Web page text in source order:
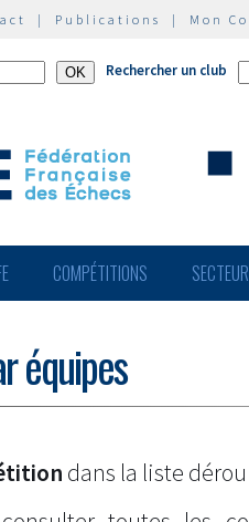
| Publications | Mon
Rechercher un club
COMPÉTITIONS
équipes
dans la liste